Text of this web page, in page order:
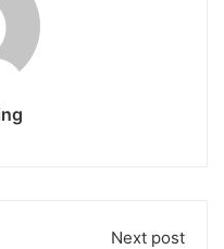
Next post